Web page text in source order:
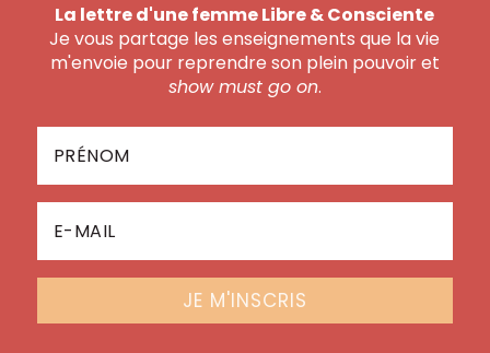
La lettre d'une femme Libre & Consciente
Je vous partage les enseignements que la vie
m'envoie pour reprendre son plein pouvoir et
show must go on.
JE M'INSCRIS